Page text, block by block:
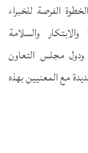
الفرصة للخبراء
والسلامة
ودول مجلس التعاون
مع المعنيين بهذه